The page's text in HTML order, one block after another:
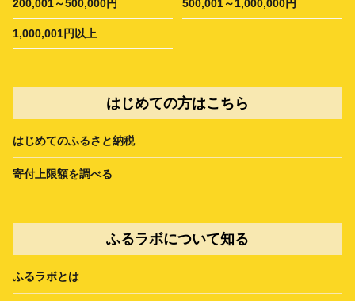
200,001～500,000円 500,001～1,000,000円
1,000,001円以上
はじめての方はこちら
はじめてのふるさと納税
寄付上限額を調べる
ふるラボについて知る
ふるラボとは